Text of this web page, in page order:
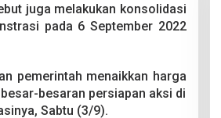
juga melakukan konsolidasi
pada 6 September 2022
pemerintah menaikkan harga
besaran persiapan aksi di
Sabtu (3/9).